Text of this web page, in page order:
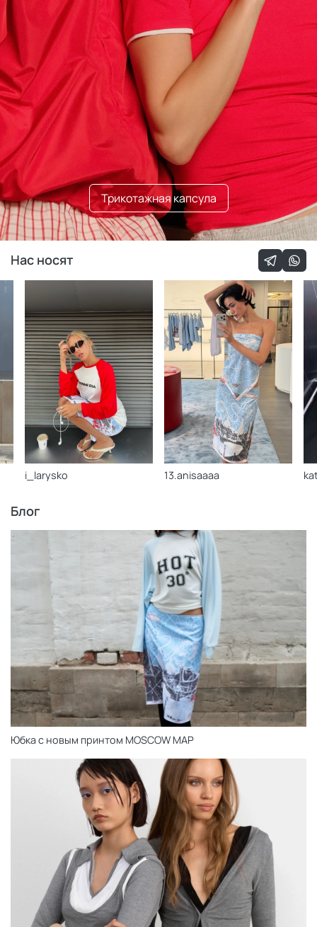
Трикотажная капсула
Нас носят
i_larysko 13.anisaaaa
Блог
Юбка с новым принтом MOSCOW MAP